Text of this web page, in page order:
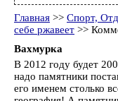
Главная >> Спорт,
себе ржавеет >>
Вахмурка
В 2012 году будет
надо памятники
его именем столько